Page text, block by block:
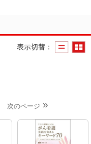
表示切替
次のページ